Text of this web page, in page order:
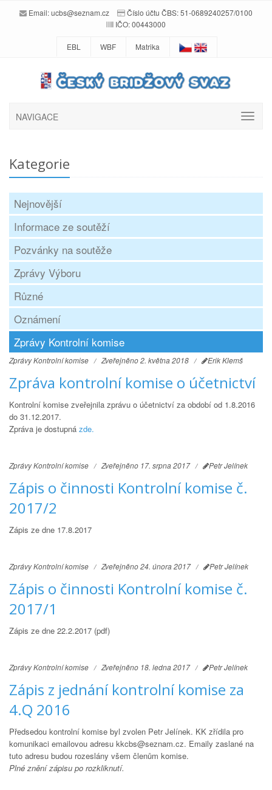
Email:ucbs@seznam.cz
Číslo účtu ČBS: 51-0689240257/0100
IČO: 00443000
EBL WBF Matrika
NAVIGACE
Kategorie
Nejnovější
Informace ze soutěží
Pozvánky na soutěže
Zprávy Výboru
Různé
Oznámení
Zprávy Kontrolní komise
Zprávy Kontrolní komise Zveřejněno 2. května 2018 Erik Klemš
Zpráva kontrolní komise o účetnictví
Kontrolní komise zveřejnila zprávu o účetnictví za období od 1.8.2016
do 31.12.2017.
Zpráva je dostupná zde.
Zprávy Kontrolní komise Zveřejněno 17. srpna 2017 Petr Jelínek
Zápis o činnosti Kontrolní komise č.
2017/2
Zápis ze dne 17.8.2017
Zprávy Kontrolní komise Zveřejněno 24. února 2017 Petr Jelínek
Zápis o činnosti Kontrolní komise č.
2017/1
Zápis ze dne 22.2.2017 (pdf)
Zprávy Kontrolní komise Zveřejněno 18. ledna 2017 Petr Jelínek
Zápis z jednání kontrolní komise za
4.Q 2016
Předsedou kontrolní komise byl zvolen Petr Jelínek. KK zřídila pro
komunikaci emailovou adresu kkcbs@seznam.cz. Emaily zaslané na
tuto adresu budou rozeslány všem členům komise.
Plné znění zápisu po rozkliknutí.